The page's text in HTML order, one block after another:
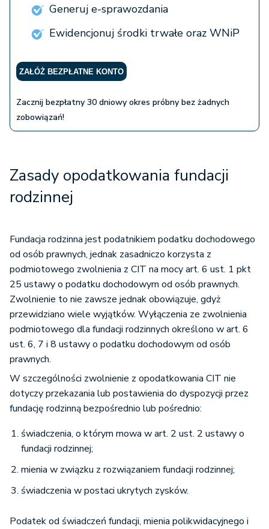
Generuj e-sprawozdania
Ewidencjonuj środki trwałe oraz WNiP
ZAŁÓŻ BEZPŁATNE KONTO
Zacznij bezpłatny 30 dniowy okres próbny bez żadnych
zobowiązań!
Zasady opodatkowania fundacji
rodzinnej
Fundacja rodzinna jest podatnikiem podatku dochodowego
od osób prawnych, jednak zasadniczo korzysta z
podmiotowego zwolnienia z CIT na mocy art. 6 ust. 1 pkt
25 ustawy o podatku dochodowym od osób prawnych.
Zwolnienie to nie zawsze jednak obowiązuje, gdyż
przewidziano wiele wyjątków. Wyłączenia ze zwolnienia
podmiotowego dla fundacji rodzinnych określono w art. 6
ust. 6, 7 i 8 ustawy o podatku dochodowym od osób
prawnych.
W szczególności zwolnienie z opodatkowania CIT nie
dotyczy przekazania lub postawienia do dyspozycji przez
fundację rodzinną bezpośrednio lub pośrednio:
świadczenia, o którym mowa w art. 2 ust. 2 ustawy o
fundacji rodzinnej;
mienia w związku z rozwiązaniem fundacji rodzinnej;
świadczenia w postaci ukrytych zysków.
Podatek od świadczeń fundacji, mienia polikwidacyjnego i